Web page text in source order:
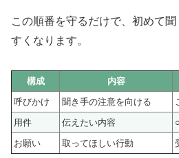
この順番を守るだけで、初めて
すくなります。
構成 内容
呼びかけ
聞き手の注意を向ける
用件
伝えたい内容
お願い
取ってほしい行動